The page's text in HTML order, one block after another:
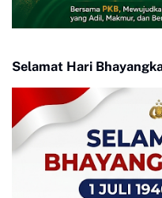
Selamat Hari